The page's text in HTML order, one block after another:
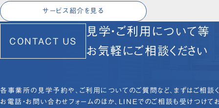
サービス紹介を見る
CONTACT US
見学・ご利用について等
お気軽にご相談ください
各事業所の見学予約や、ご利用についてのご質問など、まずはご相談く
お電話・お問い合わせフォームのほか、LINEでのご相談も受けつけてお